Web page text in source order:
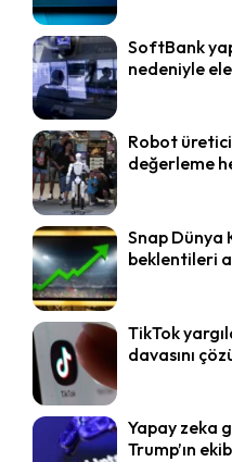
SoftBank
nedeniyle
Robot
değerleme
Snap Dünya
beklentileri
TikTok
davasını
Yapay zeka
Trump’ın